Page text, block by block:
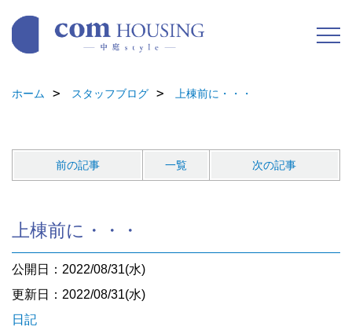
ホーム スタッフブログ 上棟前に・・・
前の記事 一覧 次の記事
上棟前に・・・
公開日：2022/08/31(水)
更新日：2022/08/31(水)
日記